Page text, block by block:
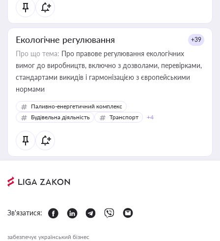
Екологічне регулювання +39
Про що тема: Про правове регулювання екологічних
вимог до виробництв, включно з дозволами, перевірками,
стандартами викидів і гармонізацією з європейськими
нормами
Паливно-енергетичний комплекс
Будівельна діяльність
Транспорт +4
Зв'язатися:
забезпечує український бізнес